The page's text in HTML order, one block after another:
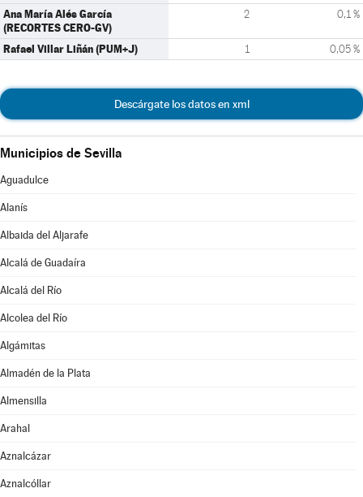
Ana María Alés García
(RECORTES CERO-GV)
2 0,1 %
Rafael Villar Liñán (PUM+J) 1 0,05 %
Descárgate los datos en xml
Municipios de Sevilla
Aguadulce
Alanís
Albaida del Aljarafe
Alcalá de Guadaíra
Alcalá del Río
Alcolea del Río
Algámitas
Almadén de la Plata
Almensilla
Arahal
Aznalcázar
Aznalcóllar